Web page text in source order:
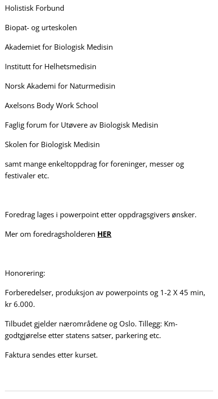
Holistisk Forbund
Biopat- og urteskolen
Akademiet for Biologisk Medisin
Institutt for Helhetsmedisin
Norsk Akademi for Naturmedisin
Axelsons Body Work School
Faglig forum for Utøvere av Biologisk Medisin
Skolen for Biologisk Medisin
samt mange enkeltoppdrag for foreninger, messer og
festivaler etc.
Foredrag lages i powerpoint etter oppdragsgivers ønsker.
Mer om foredragsholderen HER
Honorering:
Forberedelser, produksjon av powerpoints og 1-2 X 45 min,
kr 6.000.
Tilbudet gjelder nærområdene og Oslo. Tillegg: Km-
godtgjørelse etter statens satser, parkering etc.
Faktura sendes etter kurset.